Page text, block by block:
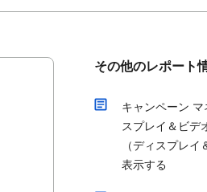
その他のレポート
キャンペーン
スプレイ＆ビデ
（ディスプレ
表示する